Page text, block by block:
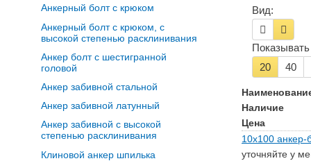
Анкерный болт с крюком
Анкерный болт с крюком, с
высокой степенью расклинивания
Анкер болт с шестигранной
головой
Анкер забивной стальной
Анкер забивной латунный
Анкер забивной с высокой
степенью расклинивания
Клиновой анкер шпилька
Вид:
20
40
Наличие
Цена
10х100 анкер-
уточняйте у